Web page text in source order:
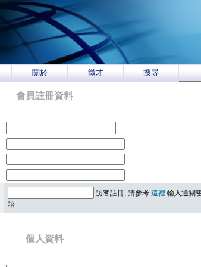
關於 徵才 搜尋
會員註冊資料
訪客註冊, 請參考 這裡 輸入通關
語
個人資料